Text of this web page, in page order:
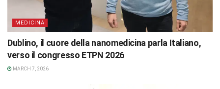
MEDICINA
Dublino, il cuore della nanomedicina parla Italiano,
verso il congresso ETPN 2026
MARCH 7, 2026